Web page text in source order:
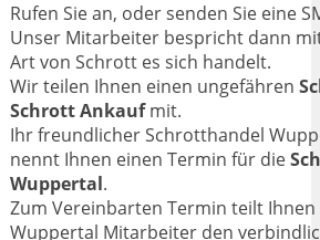
Rufen Sie an, oder senden Sie eine
Unser Mitarbeiter bespricht dann
Art von Schrott es sich handelt.
Wir teilen Ihnen einen ungefähren
Schrott Ankaufmit.
Ihr freundlicher Schrotthandel
nennt Ihnen einen Termin für die
Wuppertal.
Zum Vereinbarten Termin teilt
Wuppertal Mitarbeiter den